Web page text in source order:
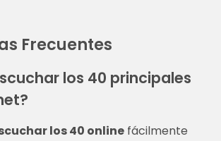
Frecuentes
los 40 principales
los 40 onlinefácilmente